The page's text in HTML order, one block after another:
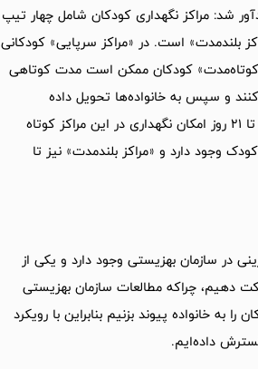
شد: مراکز نگهداری کودکان شامل چهار تیپ
بلندمدت» است. در «مراکز سرپایی» کودکانی
کوتاه‌مدت» کودکان ممکن است مدت کوتاهی
و سپس به خانواده‌ها تحویل داده
می‌شوند و یا بعد از مدت کوتاهی به مراکز نگهداری منتقل می‌شوند که تا 21 روز امکان نگهداری در این مراکز کوتاه
وجود دارد و «مراکز بلندمدت» نیز تا
سازمان بهزیستی وجود دارد و یکی از
دهیم، چراکه مطالعات سازمان بهزیستی
کودکان را به خانواده پیوند بزنیم بنابراین با رویکرد
داده‌ایم.